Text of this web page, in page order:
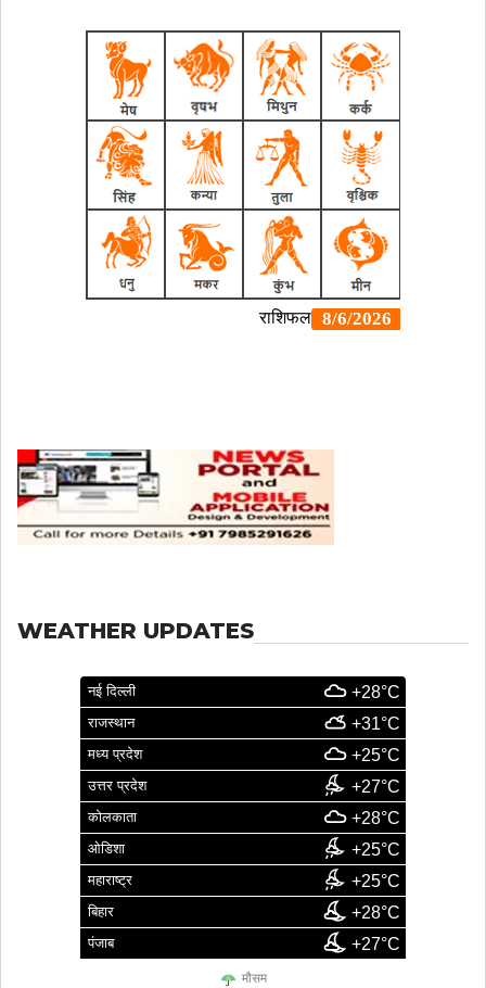
WEATHER UPDATES
नई दिल्ली +28°C
राजस्थान +31°C
मध्य प्रदेश +25°C
उत्तर प्रदेश +27°C
कोलकाता +28°C
ओडिशा +25°C
महाराष्ट्र +25°C
बिहार +28°C
पंजाब +27°C
मौसम